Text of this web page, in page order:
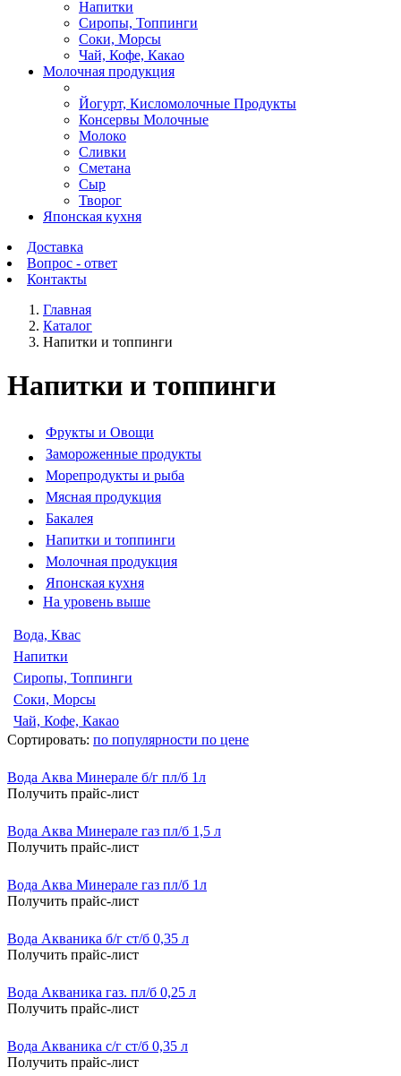
Напитки
Сиропы, Топпинги
Соки, Морсы
Чай, Кофе, Какао
Молочная продукция
Йогурт, Кисломолочные Продукты
Консервы Молочные
Молоко
Сливки
Сметана
Сыр
Творог
Японская кухня
Доставка
Вопрос - ответ
Контакты
Главная
Каталог
Напитки и топпинги
Напитки и топпинги
Фрукты и Овощи
Замороженные продукты
Морепродукты и рыба
Мясная продукция
Бакалея
Напитки и топпинги
Молочная продукция
Японская кухня
На уровень выше
Вода, Квас
Напитки
Сиропы, Топпинги
Соки, Морсы
Чай, Кофе, Какао
Сортировать: по популярности по цене
Вода Аква Минерале б/г пл/б 1л
Получить прайс-лист
Вода Аква Минерале газ пл/б 1,5 л
Получить прайс-лист
Вода Аква Минерале газ пл/б 1л
Получить прайс-лист
Вода Акваника б/г ст/б 0,35 л
Получить прайс-лист
Вода Акваника газ. пл/б 0,25 л
Получить прайс-лист
Вода Акваника с/г ст/б 0,35 л
Получить прайс-лист